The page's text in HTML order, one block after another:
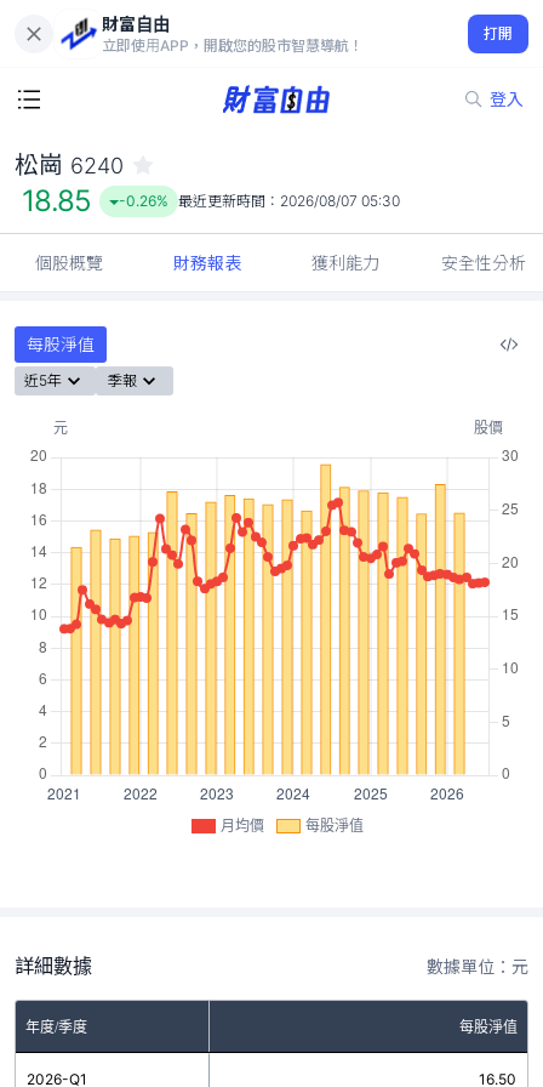
財富自由
立即使用APP，開啟您的股市智慧導航！
打開
登入
18.85
-0.26%
松崗 6240
18.85 -0.26% 最近更新時間： 2026/08/07 05:30
個股概覽 財務報表 獲利能力 安全性分析
每股淨值
近5年 季報
月均價 每股淨值
詳細數據 數據單位：元
年度/季度 每股淨值
2026-Q1 16.50